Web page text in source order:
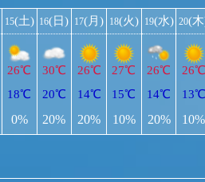
15(土)
26℃
18℃
0%
16(日)
30℃
20℃
20%
17(月)
26℃
14℃
20%
18(火)
27℃
15℃
10%
19(水)
26℃
14℃
20%
20(
26℃
13℃
10%